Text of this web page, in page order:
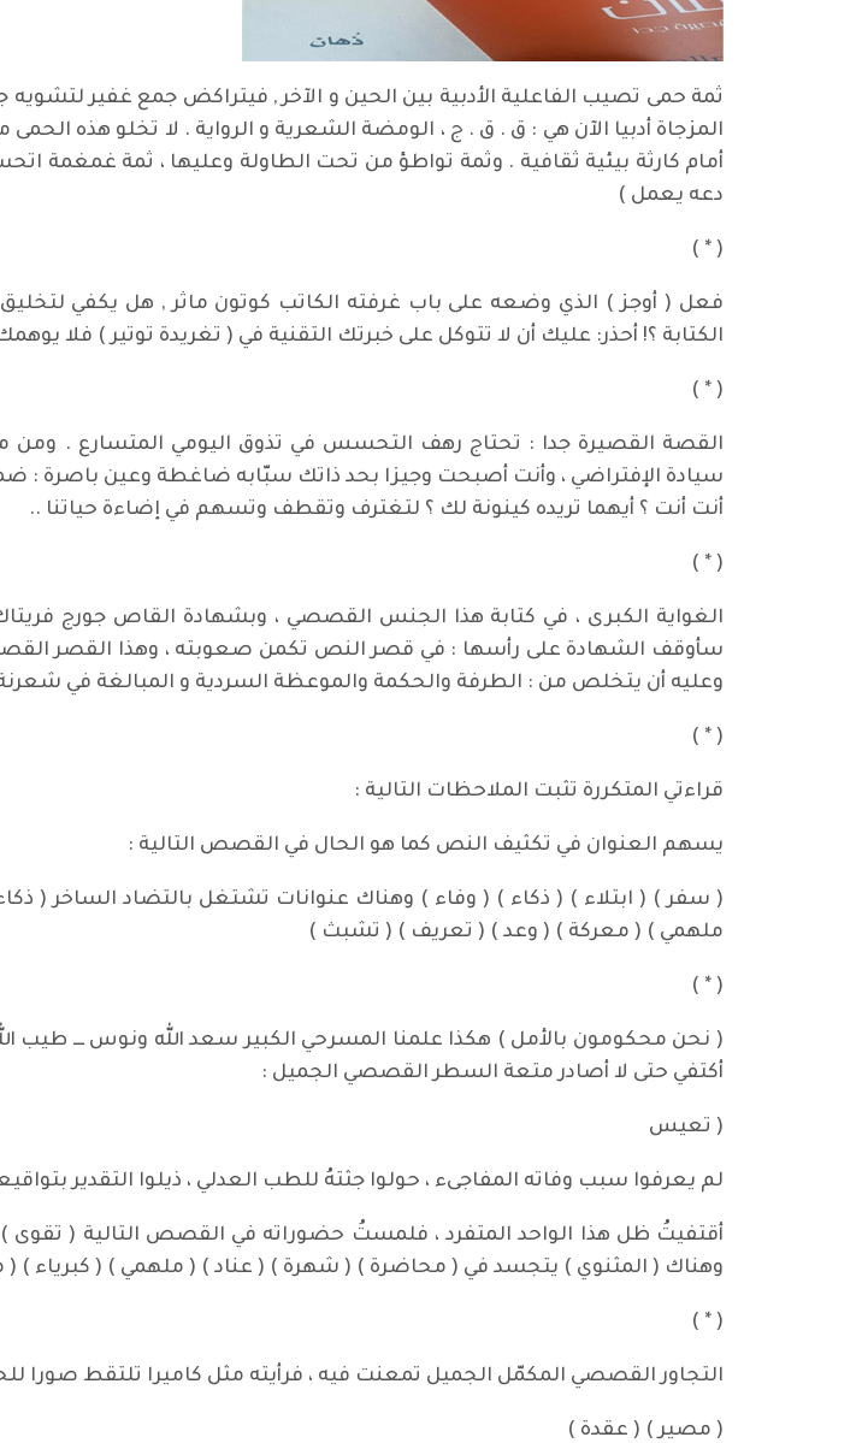
ثمة حمى تصيب الفاعلية الأدبية بين الحين و الآخر , فيتراكض جمع غفير لتشويه
المزجاة أدبيا الآن هي : ق . ق . ج ، الومضة الشعرية و الرواية . لا تخلو هذه
أمام كارثة بيئية ثقافية . وثمة تواطؤ من تحت الطاولة وعليها ، ثمة غمغمة
دعه يعمل )
( * )
فعل ( أوجز ) الذي وضعه على باب غرفته الكاتب كوتون ماثر , هل يكفي
الكتابة ؟! أحذر: عليك أن لا تتوكل على خبرتك التقنية في ( تغريدة توتير ) فلا
( * )
القصة القصيرة جدا : تحتاج رهف التحسس في تذوق اليومي المتسارع . ومن
سيادة الإفتراضي ، وأنت أصبحت وجيزا بحد ذاتك سبّابه ضاغطة وعين باصرة :
أنت أنت ؟ أيهما تريده كينونة لك ؟ لتغترف وتقطف وتسهم في إضاءة حياتنا ..
( * )
الغواية الكبرى ، في كتابة هذا الجنس القصصي ، وبشهادة القاص جورج
سأوقف الشهادة على رأسها : في قصر النص تكمن صعوبته ، وهذا القصر
وعليه أن يتخلص من : الطرفة والحكمة والموعظة السردية و المبالغة في
( * )
قراءتي المتكررة تثبت الملاحظات التالية :
يسهم العنوان في تكثيف النص كما هو الحال في القصص التالية :
( سفر ) ( ابتلاء ) ( ذكاء ) ( وفاء ) وهناك عنوانات تشتغل بالتضاد
ملهمي ) ( معركة ) ( وعد ) ( تعريف ) ( تشبث )
( * )
( نحن محكومون بالأمل ) هكذا علمنا المسرحي الكبير سعد الله ونوس ـــ طيب
أكتفي حتى لا أصادر متعة السطر القصصي الجميل :
( تعيس
لم يعرفوا سبب وفاته المفاجىء ، حولوا جثتهُ للطب العدلي ، ذيلوا التقدير
أقتفيتُ ظل هذا الواحد المتفرد ، فلمستُ حضوراته في القصص التالية (
وهناك ( المثنوي ) يتجسد في ( محاضرة ) ( شهرة ) ( عناد ) ( ملهمي ) ( كبرياء )
( * )
التجاور القصصي المكمّل الجميل تمعنت فيه ، فرأيته مثل كاميرا تلتقط صورا
( مصير ) ( عقدة )